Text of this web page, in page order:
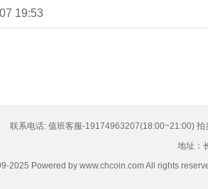
19:53
联系电话: 值班客服-19174963207(18:00~21:00)
地址：
2025 Powered by www.chcoin.com All rights